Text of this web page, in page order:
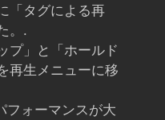
「タグによる再
。.
プ」と「ホールド
再生メニューに移
フォーマンスが大